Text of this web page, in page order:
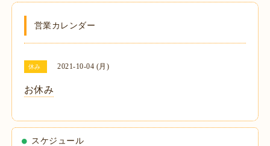
営業カレンダー
休み 2021-10-04 (月)
お休み
スケジュール